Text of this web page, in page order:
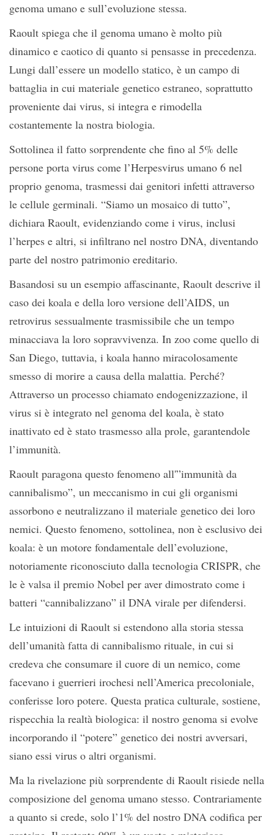
genoma umano e sull’evoluzione stessa.
Raoult spiega che il genoma umano è molto più
dinamico e caotico di quanto si pensasse in precedenza.
Lungi dall’essere un modello statico, è un campo di
battaglia in cui materiale genetico estraneo, soprattutto
proveniente dai virus, si integra e rimodella
costantemente la nostra biologia.
Sottolinea il fatto sorprendente che fino al 5% delle
persone porta virus come l’Herpesvirus umano 6 nel
proprio genoma, trasmessi dai genitori infetti attraverso
le cellule germinali. “Siamo un mosaico di tutto”,
dichiara Raoult, evidenziando come i virus, inclusi
l’herpes e altri, si infiltrano nel nostro DNA, diventando
parte del nostro patrimonio ereditario.
Basandosi su un esempio affascinante, Raoult descrive il
caso dei koala e della loro versione dell’AIDS, un
retrovirus sessualmente trasmissibile che un tempo
minacciava la loro sopravvivenza. In zoo come quello di
San Diego, tuttavia, i koala hanno miracolosamente
smesso di morire a causa della malattia. Perché?
Attraverso un processo chiamato endogenizzazione, il
virus si è integrato nel genoma del koala, è stato
inattivato ed è stato trasmesso alla prole, garantendole
l’immunità.
Raoult paragona questo fenomeno all'”immunità da
cannibalismo”, un meccanismo in cui gli organismi
assorbono e neutralizzano il materiale genetico dei loro
nemici. Questo fenomeno, sottolinea, non è esclusivo dei
koala: è un motore fondamentale dell’evoluzione,
notoriamente riconosciuto dalla tecnologia CRISPR, che
le è valsa il premio Nobel per aver dimostrato come i
batteri “cannibalizzano” il DNA virale per difendersi.
Le intuizioni di Raoult si estendono alla storia stessa
dell’umanità fatta di cannibalismo rituale, in cui si
credeva che consumare il cuore di un nemico, come
facevano i guerrieri irochesi nell’America precoloniale,
conferisse loro potere. Questa pratica culturale, sostiene,
rispecchia la realtà biologica: il nostro genoma si evolve
incorporando il “potere” genetico dei nostri avversari,
siano essi virus o altri organismi.
Ma la rivelazione più sorprendente di Raoult risiede nella
composizione del genoma umano stesso. Contrariamente
a quanto si crede, solo l’1% del nostro DNA codifica per